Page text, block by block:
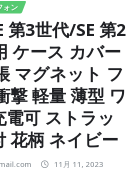
ォン
3世代/SE 第2
ケース カバー
マグネット フ
撃 軽量 薄型 ワ
可 ストラッ
花柄 ネイビー
11月 11, 2023